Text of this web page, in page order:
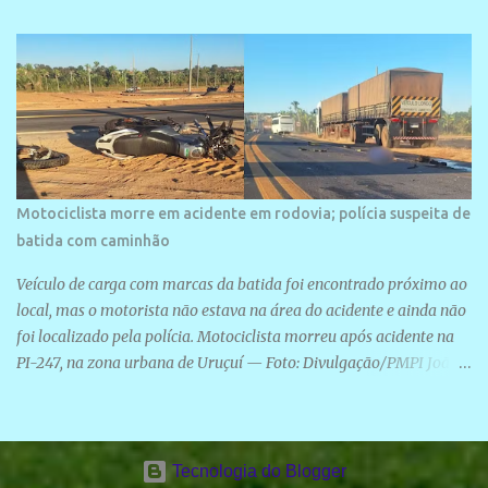
Motociclista morre em acidente em rodovia; polícia suspeita de
batida com caminhão
Veículo de carga com marcas da batida foi encontrado próximo ao
local, mas o motorista não estava na área do acidente e ainda não
foi localizado pela polícia. Motociclista morreu após acidente na
PI-247, na zona urbana de Uruçuí — Foto: Divulgação/PMPI João
A Polícia Militar informou que um caminhão com marcas de
colisão foi encontrado próximo ao local. Segundo o 10º Batalhão
Tecnologia do Blogger